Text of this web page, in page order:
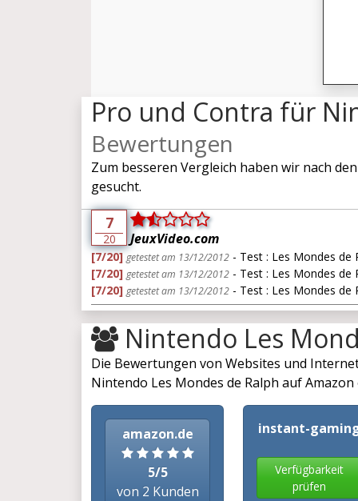
Pro und Contra für
Bewertungen
Zum besseren Vergleich haben wir nach
gesucht.
7
20 JeuxVideo.com
[7/20] getestet am 13/12/2012 - Test : Les Mondes
[7/20] getestet am 13/12/2012 - Test : Les Mondes de
[7/20] getestet am 13/12/2012 - Test : Les Mondes de
Nintendo Les
Die Bewertungen von Websites und
Nintendo Les Mondes de Ralph auf
amazon.de
5/5
von 2 Kunden
instant-
Verfügbarkeit
prüfen